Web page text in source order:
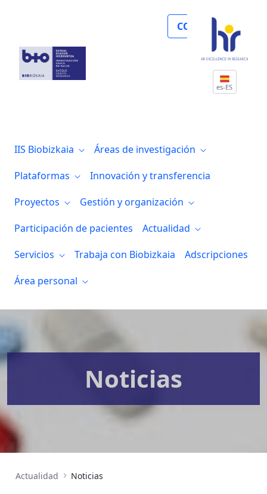
COLABORA
es-ES
IIS Biobizkaia
Áreas de investigación
Plataformas
Innovación y transferencia
Proyectos
Gestión y organización
Participación de pacientes
Actualidad
Servicios
Trabaja con Biobizkaia
Adscripciones
Área personal
Noticias
Actualidad Noticias